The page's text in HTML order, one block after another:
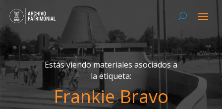
Estás viendo materiales asociados a
la etiqueta:
Frankie Bravo